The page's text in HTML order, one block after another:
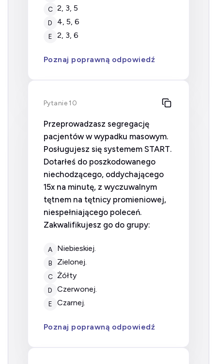
C 2, 3, 5
D 4, 5, 6
E 2, 3, 6
Poznaj poprawną odpowiedź
Pytanie 10
Przeprowadzasz segregację
pacjentów w wypadku masowym.
Posługujesz się systemem START.
Dotarłeś do poszkodowanego
niechodzącego, oddychającego
15x na minutę, z wyczuwalnym
tętnem na tętnicy promieniowej,
niespełniającego poleceń.
Zakwalifikujesz go do grupy:
A niebieskiej.
B zielonej.
C Żółty
D czerwonej.
E czarnej.
Poznaj poprawną odpowiedź